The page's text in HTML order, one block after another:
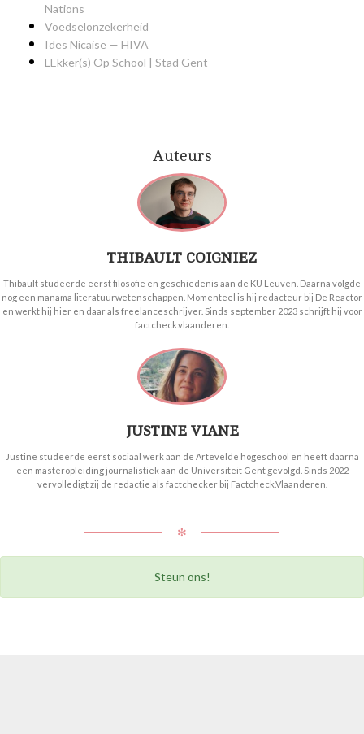
Nations
Voedselonzekerheid
Ides Nicaise — HIVA
LEkker(s) Op School | Stad Gent
Auteurs
THIBAULT COIGNIEZ
Thibault studeerde eerst filosofie en geschiedenis aan de KU Leuven. Daarna volgde
nog een manama literatuurwetenschappen. Momenteel is hij redacteur bij De Reactor
en werkt hij hier en daar als freelanceschrijver. Sinds september 2023 schrijft hij voor
factcheck.vlaanderen.
JUSTINE VIANE
Justine studeerde eerst sociaal werk aan de Artevelde hogeschool en heeft daarna
een masteropleiding journalistiek aan de Universiteit Gent gevolgd. Sinds 2022
vervolledigt zij de redactie als factchecker bij Factcheck.Vlaanderen.
✻
Steun ons!